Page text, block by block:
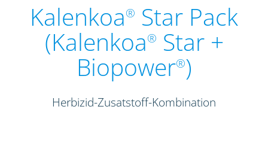
Kalenkoa® Star Pack
(Kalenkoa® Star +
Biopower®)
Herbizid-Zusatstoff-Kombination